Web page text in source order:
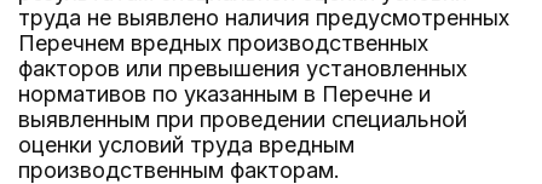
труда не выявлено наличия предусмотренных
Перечнем вредных производственных
факторов или превышения установленных
нормативов по указанным в Перечне и
выявленным при проведении специальной
оценки условий труда вредным
производственным факторам.